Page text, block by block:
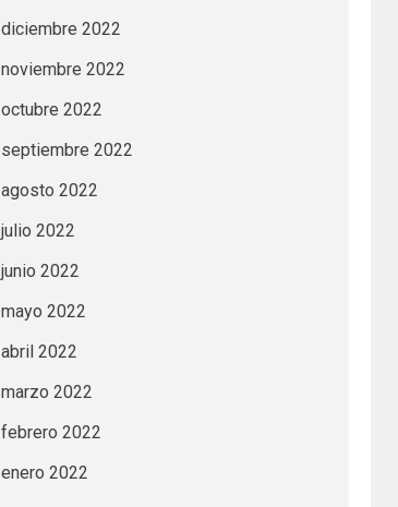
diciembre 2022
noviembre 2022
octubre 2022
septiembre 2022
agosto 2022
julio 2022
junio 2022
mayo 2022
abril 2022
marzo 2022
febrero 2022
enero 2022